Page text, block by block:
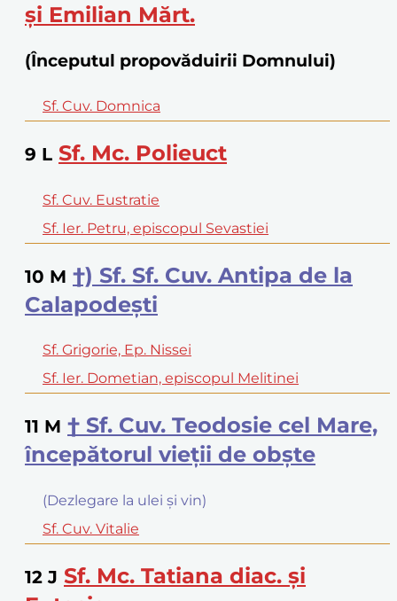
şi Emilian Mărt.
(Începutul propovăduirii Domnului)
Sf. Cuv. Domnica
9 L Sf. Mc. Polieuct
Sf. Cuv. Eustratie
Sf. Ier. Petru, episcopul Sevastiei
10 M †) Sf. Sf. Cuv. Antipa de la
Calapodeşti
Sf. Grigorie, Ep. Nissei
Sf. Ier. Dometian, episcopul Melitinei
11 M † Sf. Cuv. Teodosie cel Mare,
începătorul vieţii de obşte
(Dezlegare la ulei şi vin)
Sf. Cuv. Vitalie
12 J Sf. Mc. Tatiana diac. şi